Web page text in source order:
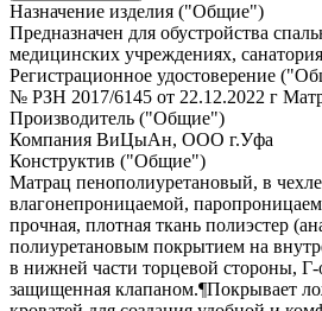
Назначение изделия ("Общие")
Предназначен для обустройства
медицинских учреждениях,
Регистрационное удостоверение
№ РЗН 2017/6145 от 22.12.2022 г
Производитель ("Общие")
Компания ВиЦыАн, ООО г.Уфа
Конструктив ("Общие")
Матрац пенополиуретановый, в
влагонепроницаемой,
прочная, плотная ткань полиэстер
полиуретановым покрытием на
в нижней части торцевой стороны,
защищенная клапаном.¶Покрывает